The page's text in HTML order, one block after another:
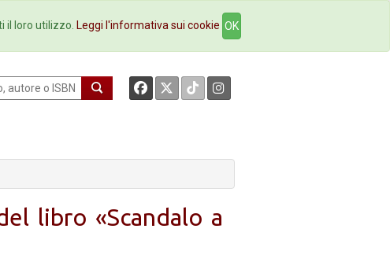
Ebookstore Contatti
libro «Scandalo a
il loro utilizzo. Leggi l'informativa sui cookie OK